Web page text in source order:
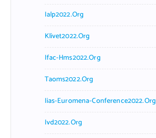
Ialp2022.org
Klivet2022.org
Ifac-Hms2022.org
Taoms2022.org
Iias-Euromena-Conference2022.org
Ivd2022.org